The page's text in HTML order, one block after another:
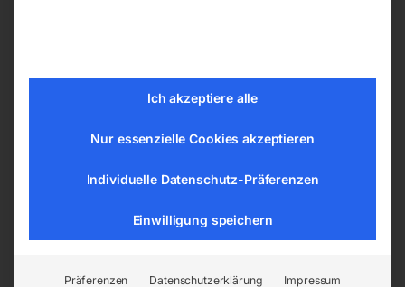
Ähnliche Produkte
Ich akzeptiere alle
Nur essenzielle Cookies akzeptieren
Individuelle Datenschutz-Präferenzen
Einwilligung speichern
Präferenzen Datenschutzerklärung Impressum